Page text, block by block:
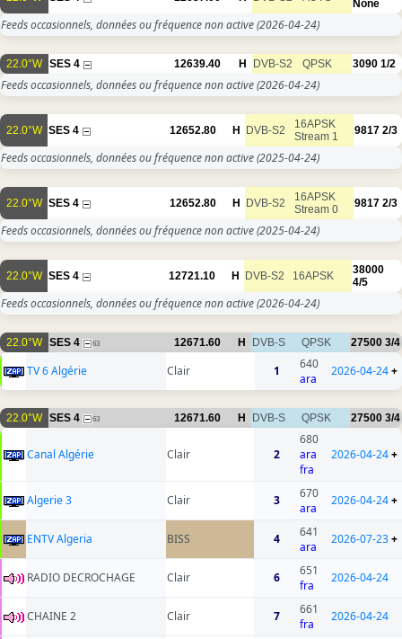
None
Feeds occasionnels, données ou fréquence non active(2026-04-24)
22.0°W SES 4 12639.40 H DVB-S2 QPSK 3090 1/2
Feeds occasionnels, données ou fréquence non active(2026-04-24)
22.0°W SES 4 12652.80 H DVB-S2
16APSK
Stream 1
9817 2/3
Feeds occasionnels, données ou fréquence non active(2025-04-24)
22.0°W SES 4 12652.80 H DVB-S2
16APSK
Stream 0
9817 2/3
Feeds occasionnels, données ou fréquence non active(2025-04-24)
22.0°W SES 4 12721.10 H DVB-S2 16APSK
38000
4/5
Feeds occasionnels, données ou fréquence non active(2026-04-24)
22.0°W SES 4 63 12671.60 H DVB-S QPSK 27500 3/4
TV 6 Algérie Clair 1
640
ara
2026-04-24+
22.0°W SES 4 63 12671.60 H DVB-S QPSK 27500 3/4
Canal Algérie Clair 2
680
ara
fra
2026-04-24+
Algerie 3 Clair 3
670
ara
2026-04-24+
ENTV Algeria BISS 4
641
ara
2026-07-23+
RADIO DECROCHAGE Clair 6
651
fra
2026-04-24
CHAINE 2 Clair 7
661
fra
2026-04-24